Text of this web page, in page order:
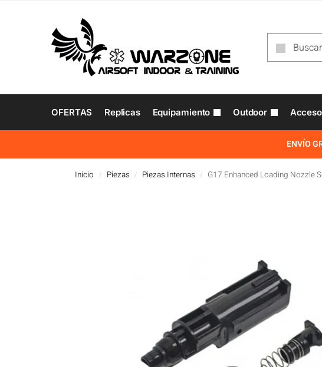
OFERTAS Replicas Equipamiento Outdoor
ENVÍO
Inicio / Piezas / Piezas Internas / G17 Enhanced Loading Nozzle